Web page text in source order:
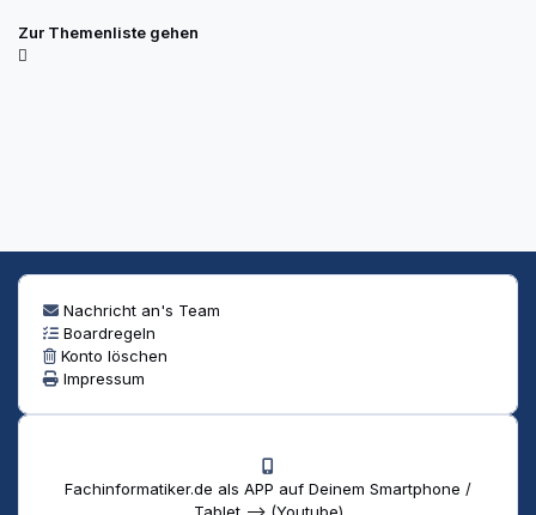
Zur Themenliste gehen
Nachricht an's Team
Boardregeln
Konto löschen
Impressum
Fachinformatiker.de als APP auf Deinem Smartphone /
Tablet --> (Youtube)